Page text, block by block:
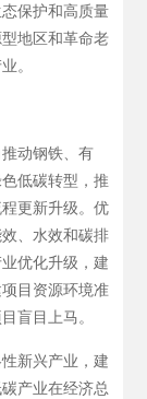
保护和高质量
地区和革命老
。
动钢铁、有
低碳转型，推
更新升级。优
、水效和碳排
优化升级，建
目资源环境准
盲目上马。
新兴产业，建
产业在经济总